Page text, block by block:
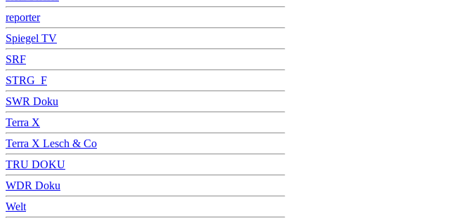
reporter
Spiegel TV
SRF
STRG_F
SWR Doku
Terra X
Terra X Lesch & Co
TRU DOKU
WDR Doku
Welt